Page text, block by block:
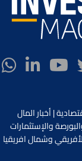
| أخبار المال
والإستثمارات
وشمال افريقيا